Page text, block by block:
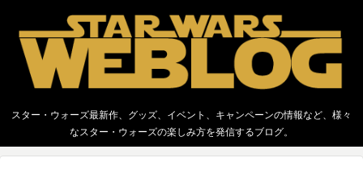
スター・ウォーズ最新作、グッズ、イベント、キャンペーンの情報など、様々
なスター・ウォーズの楽しみ方を発信するブログ。